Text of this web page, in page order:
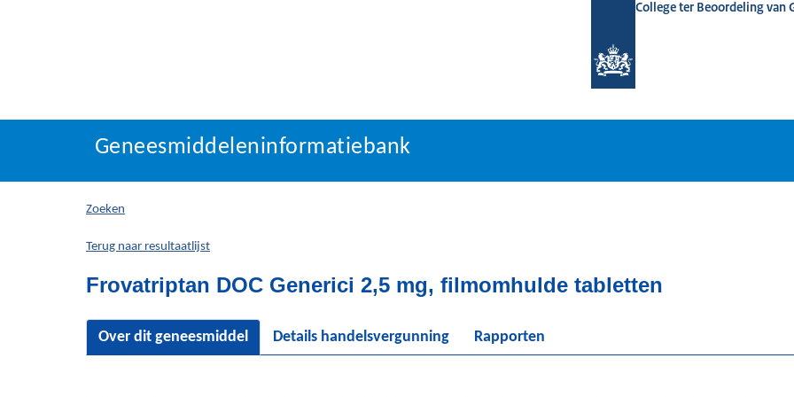
College ter Beoordeling van
Geneesmiddeleninformatiebank
U
hier:
Geneesmiddeleninformatiebank
Zoeken
Terug naar resultaatlijst
Frovatriptan DOC Generici 2,5 mg, filmomhulde tabletten
Over dit geneesmiddel Details handelsvergunning Rapporten